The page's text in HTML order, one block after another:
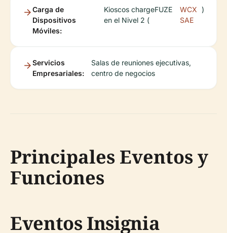
Carga de
Dispositivos
Móviles:
Kioscos chargeFUZE
en el Nivel 2 (
WCX
SAE
)
Servicios
Empresariales:
Salas de reuniones ejecutivas,
centro de negocios
Principales Eventos y
Funciones
Eventos Insignia